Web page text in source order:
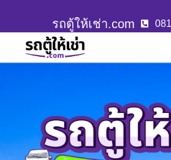
รถตู้ให้เช่า.com